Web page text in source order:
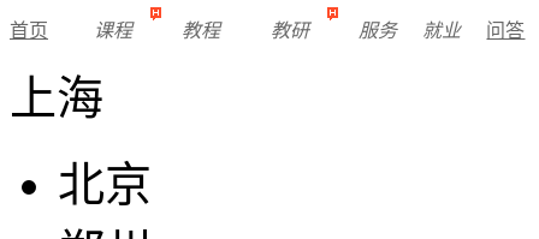
首页 课程 教程 教研 服务 就业 问答
上海
北京